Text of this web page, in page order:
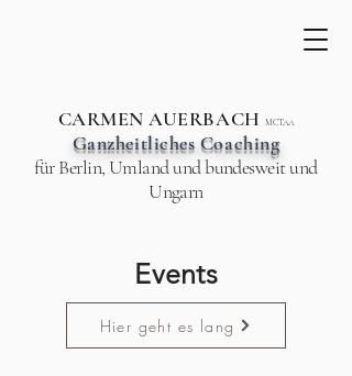
CARMEN AUERBACHMCTAA
Ganzheitliches Coaching
für Berlin, Umland und bundesweit und
Ungarn
Events
Hier geht es lang